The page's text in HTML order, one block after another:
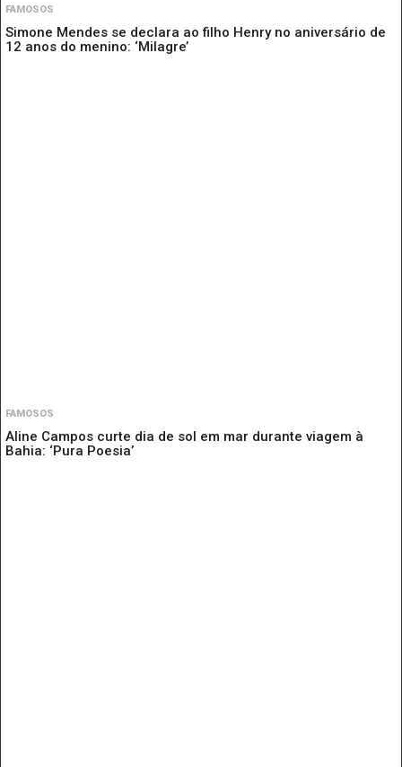
FAMOSOS
Simone Mendes se declara ao filho Henry no aniversário de
12 anos do menino: ‘Milagre’
FAMOSOS
Aline Campos curte dia de sol em mar durante viagem à
Bahia: ‘Pura Poesia’